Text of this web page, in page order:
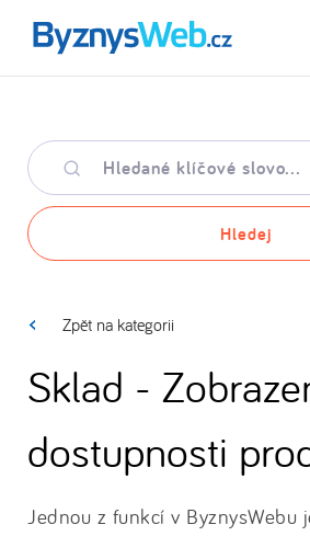
Hledané
klíčové
slovo
Hledej
Zpět na kategorii
Sklad -
dostupnosti
Jednou z funkcí v ByznysWebu